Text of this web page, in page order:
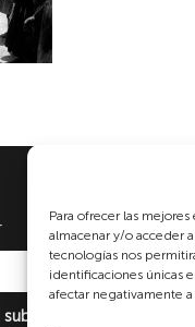
Para ofrecer las
almacenar y/o acceder
tecnologías nos
identificaciones únicas
afectar negativamente a
this form, you